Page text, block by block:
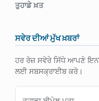
ਤੁਹਾਡੇ ਖ਼ਤ
ਸਵੇਰ ਦੀਆਂ ਮੁੱਖ ਖ਼ਬਰਾਂ
ਹਰ ਰੋਜ਼ ਸਵੇਰੇ ਸਿੱਧੇ ਆਪਣੇ
ਲਈ ਸਬਸਕ੍ਰਾਈਬ ਕਰੋ।